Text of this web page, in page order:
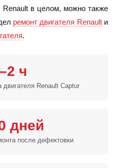
Renault в целом, можно также
ремонт двигателя Renaultи
.
ч
двигателя Renault Captur
дней
после дефектовки